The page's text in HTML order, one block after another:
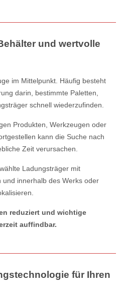
und wertvolle
im Mittelpunkt. Häufig besteht
darin, bestimmte Paletten,
schnell wiederzufinden.
Produkten, Werkzeugen oder
kann die Suche nach
Zeit verursachen.
Ladungsträger mit
innerhalb des Werks oder
reduziert und wichtige
auffindbar.
für Ihren